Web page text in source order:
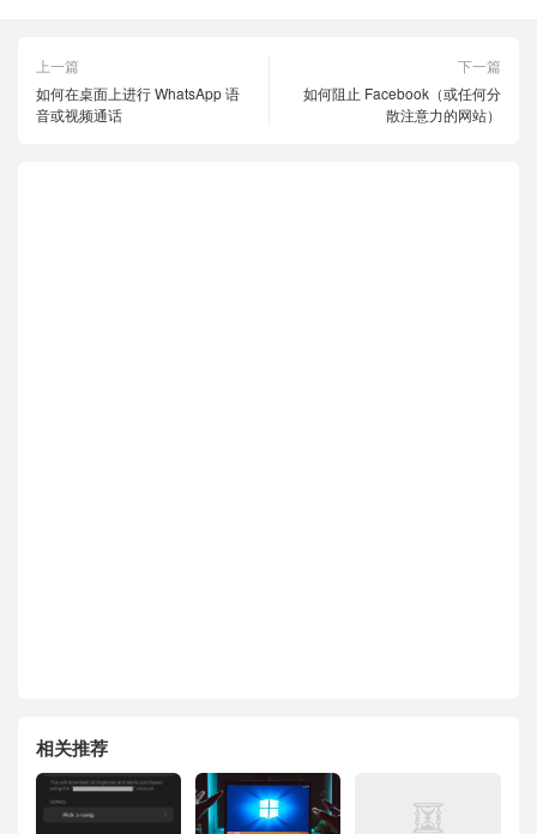
上一篇
如何在桌面上进行 WhatsApp 语
音或视频通话
下一篇
如何阻止 Facebook（或任何分
散注意力的网站）
相关推荐